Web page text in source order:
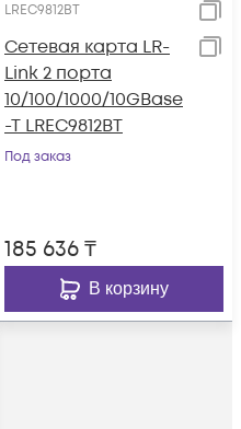
LREC9812BT
Сетевая карта LR-
Link 2 порта
10/100/1000/10GBase
-T LREC9812BT
Под заказ
185 636₸
В корзину